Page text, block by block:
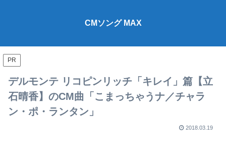
CMソング MAX
PR
デルモンテ リコピンリッチ「キレイ」篇【立
石晴香】のCM曲「こまっちゃうナ／チャラ
ン・ポ・ランタン」
2018.03.19